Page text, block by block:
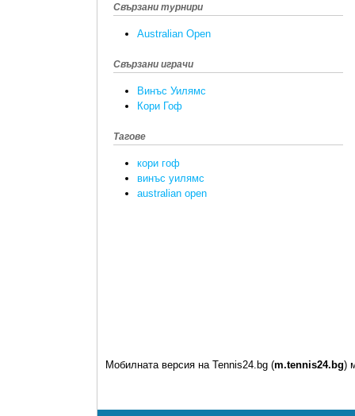
Свързани турнири
Australian Open
Свързани играчи
Винъс Уилямс
Кори Гоф
Тагове
кори гоф
винъс уилямс
australian open
Мобилната версия на Tennis24.bg (m.tennis24.bg)